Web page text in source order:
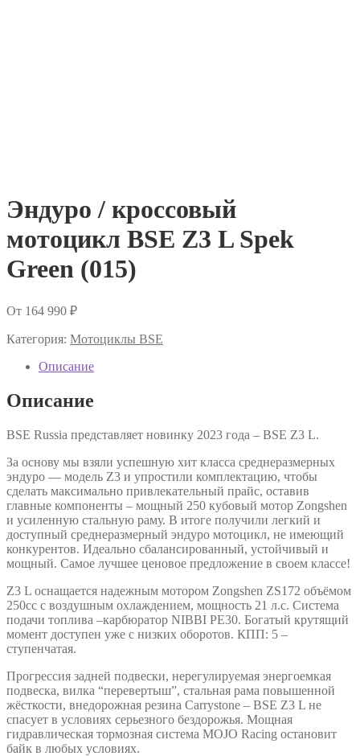
Эндуро / кроссовый
мотоцикл BSE Z3 L Spek
Green (015)
От 164 990 ₽
Категория: Мотоциклы BSE
Описание
Описание
BSE Russia представляет новинку 2023 года – BSE Z3 L.
За основу мы взяли успешную хит класса среднеразмерных
эндуро — модель Z3 и упростили комплектацию, чтобы
сделать максимально привлекательный прайс, оставив
главные компоненты – мощный 250 кубовый мотор Zongshen
и усиленную стальную раму. В итоге получили легкий и
доступный среднеразмерный эндуро мотоцикл, не имеющий
конкурентов. Идеально сбалансированный, устойчивый и
мощный. Самое лучшее ценовое предложение в своем классе!
Z3 L оснащается надежным мотором Zongshen ZS172 объёмом
250сс с воздушным охлаждением, мощность 21 л.с. Система
подачи топлива –карбюратор NIBBI PE30. Богатый крутящий
момент доступен уже с низких оборотов. КПП: 5 –
ступенчатая.
Прогрессия задней подвески, нерегулируемая энергоемкая
подвеска, вилка “перевертыш”, стальная рама повышенной
жёсткости, внедорожная резина Carrystone – BSE Z3 L не
спасует в условиях серьезного бездорожья. Мощная
гидравлическая тормозная система MOJO Racing остановит
байк в любых условиях.